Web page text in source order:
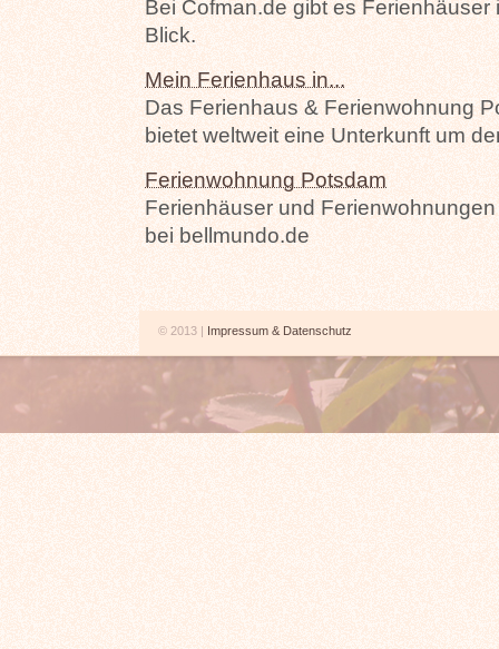
Bei Cofman.de gibt es
Blick.
Mein Ferienhaus in...
Das Ferienhaus & Ferienwohnung
bietet weltweit eine Unterkunft um
Ferienwohnung Potsdam
Ferienhäuser und
bei bellmundo.de
© 2013 | Impressum & Datenschutz